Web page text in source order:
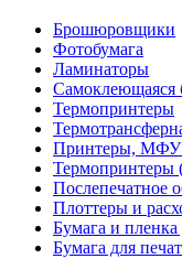
Брошюровщики
Фотобумага
Ламинаторы
Самоклеющаяся
Термопринтеры
Принтеры, МФУ
Термопринтеры
Послепечатное
Плоттеры и
Бумага и пленка
Бумага для